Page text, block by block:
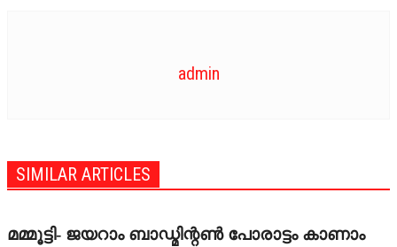
admin
SIMILAR ARTICLES
മമ്മൂട്ടി- ജയറാം ബാഡ്മിന്റണ്‍ പോരാട്ടം കാണാം